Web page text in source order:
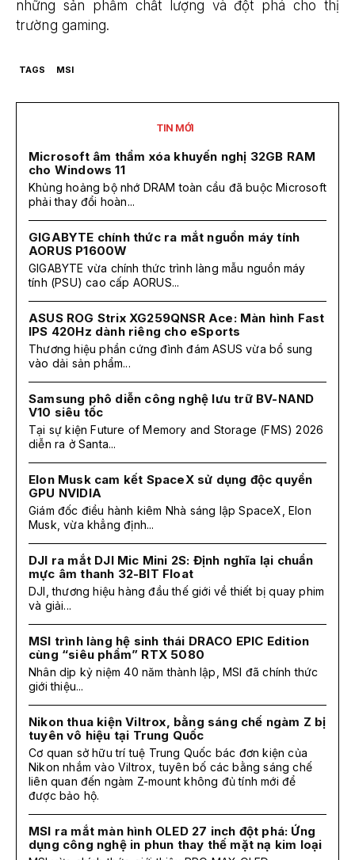
những sản phẩm chất lượng và đột phá cho thị
trường gaming.
TAGS MSI
TIN MỚI
Microsoft âm thầm xóa khuyến nghị 32GB RAM
cho Windows 11
Khủng hoảng bộ nhớ DRAM toàn cầu đã buộc Microsoft
phải thay đổi hoàn...
GIGABYTE chính thức ra mắt nguồn máy tính
AORUS P1600W
GIGABYTE vừa chính thức trình làng mẫu nguồn máy
tính (PSU) cao cấp AORUS...
ASUS ROG Strix XG259QNSR Ace: Màn hình Fast
IPS 420Hz dành riêng cho eSports
Thương hiệu phần cứng đình đám ASUS vừa bổ sung
vào dải sản phẩm...
Samsung phô diễn công nghệ lưu trữ BV-NAND
V10 siêu tốc
Tại sự kiện Future of Memory and Storage (FMS) 2026
diễn ra ở Santa...
Elon Musk cam kết SpaceX sử dụng độc quyền
GPU NVIDIA
Giám đốc điều hành kiêm Nhà sáng lập SpaceX, Elon
Musk, vừa khẳng định...
DJI ra mắt DJI Mic Mini 2S: Định nghĩa lại chuẩn
mực âm thanh 32-BIT Float
DJI, thương hiệu hàng đầu thế giới về thiết bị quay phim
và giải...
MSI trình làng hệ sinh thái DRACO EPIC Edition
cùng “siêu phẩm” RTX 5080
Nhân dịp kỷ niệm 40 năm thành lập, MSI đã chính thức
giới thiệu...
Nikon thua kiện Viltrox, bằng sáng chế ngàm Z bị
tuyên vô hiệu tại Trung Quốc
Cơ quan sở hữu trí tuệ Trung Quốc bác đơn kiện của
Nikon nhắm vào Viltrox, tuyên bố các bằng sáng chế
liên quan đến ngàm Z-mount không đủ tính mới để
được bảo hộ.
MSI ra mắt màn hình OLED 27 inch đột phá: Ứng
dụng công nghệ in phun thay thế mặt nạ kim loại